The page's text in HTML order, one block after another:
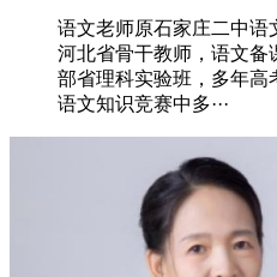
语文老师原石家庄二中语
河北省骨干教师，语文备
部省理科实验班，多年高
语文知识竞赛中多···